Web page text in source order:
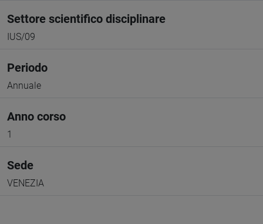
Settore scientifico disciplinare
IUS/09
Periodo
Annuale
Anno corso
1
Sede
VENEZIA